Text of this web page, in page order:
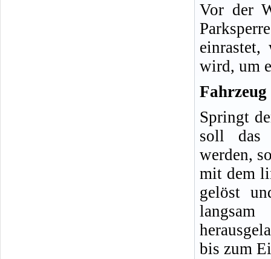
Vor der
wird, um
Fahrzeug
Springt
soll das
werden,
mit dem
gelöst
bis zum